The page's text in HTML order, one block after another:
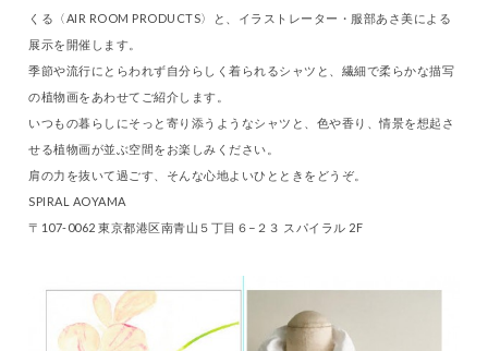
くる〈AIR ROOM PRODUCTS〉と、イラストレーター・服部あさ美による
展示を開催します。
季節や流行にとらわれず自分らしく着られるシャツと、繊細で柔らかな描写
の植物画をあわせてご紹介します。
いつもの暮らしにそっと寄り添うようなシャツと、色や香り、情景を想起さ
せる植物画が並ぶ空間をお楽しみください。
肩の力を抜いて過ごす、そんな心地よいひとときをどうぞ。
SPIRAL AOYAMA
〒107-0062 東京都港区南青山５丁目６−２３ スパイラル 2F